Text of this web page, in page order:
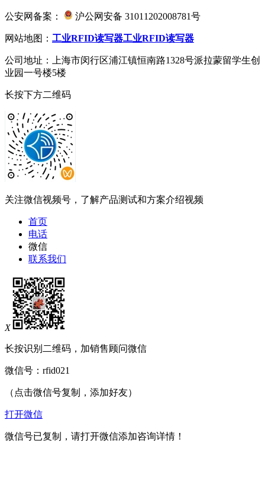
公安网备案： 沪公网安备 31011202008781号
网站地图： 工业RFID读写器工业RFID读写器
公司地址：上海市闵行区浦江镇恒南路1328号派拉蒙留学生创
业园一号楼5楼
长按下方二维码
关注微信视频号，了解产品测试和方案介绍视频
首页
电话
微信
联系我们
X
长按识别二维码，加销售顾问微信
微信号： rfid021
（点击微信号复制，添加好友）
打开微信
微信号已复制，请打开微信添加咨询详情！